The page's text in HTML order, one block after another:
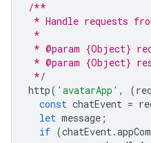
/**
* Handle requests
*
* @param {Object}
* @param {Object}
*/
http( 'avatarApp' , (req
const chatEvent =
let message ;
if (chatEvent.